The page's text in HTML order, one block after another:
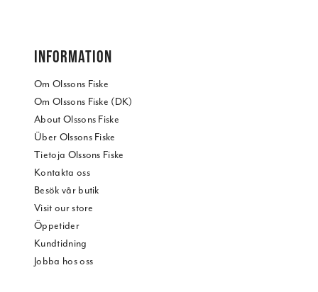
INFORMATION
Om Olssons Fiske
Om Olssons Fiske (DK)
About Olssons Fiske
Über Olssons Fiske
Tietoja Olssons Fiske
Kontakta oss
Besök vår butik
Visit our store
Öppetider
Kundtidning
Jobba hos oss